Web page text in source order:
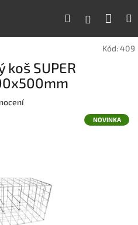
Hledat
Kód:409
koš SUPER
NOVINKA